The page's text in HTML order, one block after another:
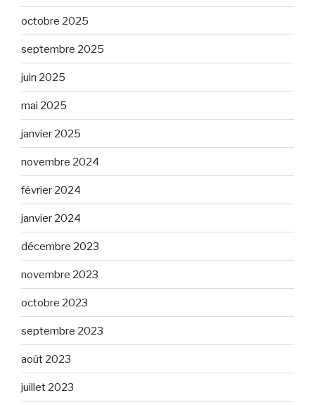
octobre 2025
septembre 2025
juin 2025
mai 2025
janvier 2025
novembre 2024
février 2024
janvier 2024
décembre 2023
novembre 2023
octobre 2023
septembre 2023
août 2023
juillet 2023